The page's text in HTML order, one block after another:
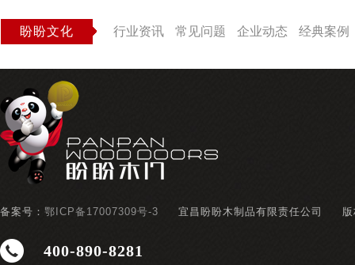
盼盼文化 行业资讯 常见问题 企业动态 经典案例
备案号： 鄂ICP备17007309号-3 宜昌盼盼木制品有限责任公司
400-890-8281